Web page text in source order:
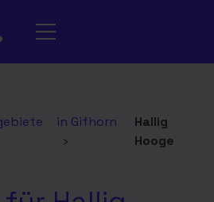
in Gifhorn
›
Hallig
Hooge